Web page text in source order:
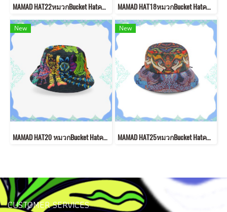
MAMAD HAT22หมวกBucket Hatคอนเซ็ปต์ “Welcome to Mutelu Land”" MAMAD HAT18หมวกBucket Hatคอนเซ็ปต์ “smile”"
New
MAMAD HAT20 หมวกBucket Hatคอนเซ็ปต์ "Sawasdee "
New
MAMAD HAT25หมวกBucket Hatคอนเซ็ปต์ “Welcome to Mutelu Land”
CUSTOMER SERVICES